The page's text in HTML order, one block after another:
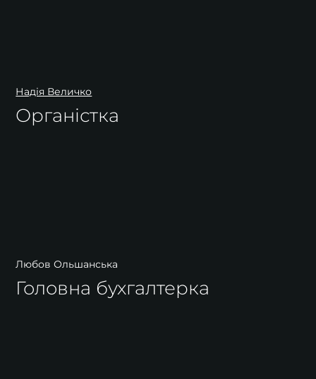
Надія Величко
Органістка
Любов Ольшанська
Головна бухгалтерка